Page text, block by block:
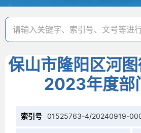
保山市隆阳区河
2023年度部
索引号 01525763-4/20240919-